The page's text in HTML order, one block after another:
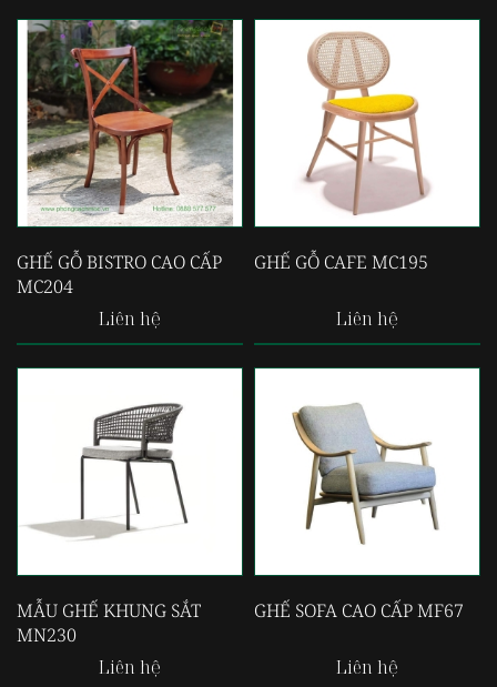
GHẾ GỖ BISTRO CAO CẤP
MC204
Liên hệ
GHẾ GỖ CAFE MC195
Liên hệ
MẪU GHẾ KHUNG SẮT
MN230
Liên hệ
GHẾ SOFA CAO CẤP MF67
Liên hệ